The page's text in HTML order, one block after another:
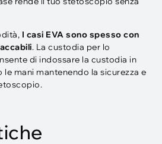
I casi EVA sono spesso con
. La custodia per lo
di indossare la custodia in
mani mantenendo la sicurezza e